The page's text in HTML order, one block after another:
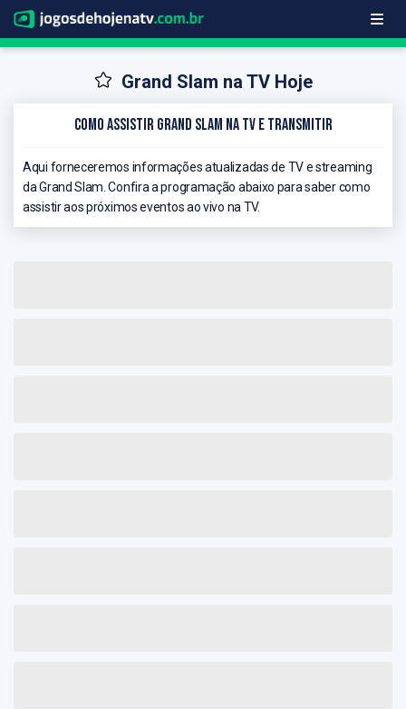
Grand Slam na TV Hoje
Como Assistir Grand Slam na TV e Transmitir
Aqui forneceremos informações atualizadas de TV e streaming
da Grand Slam. Confira a programação abaixo para saber como
assistir aos próximos eventos ao vivo na TV.